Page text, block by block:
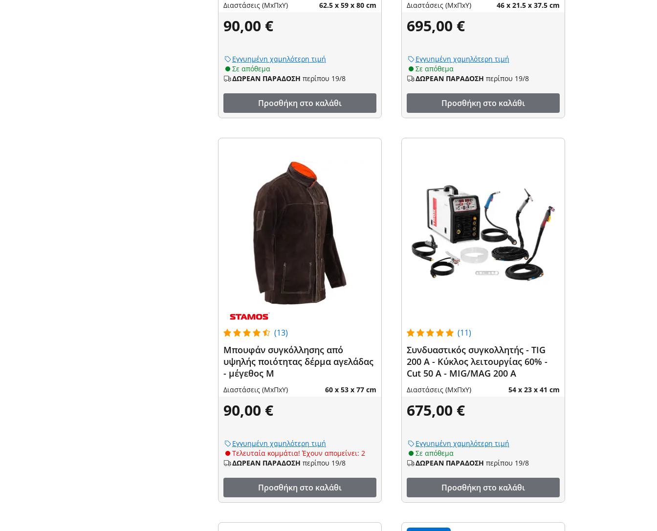
Διαστάσεις (ΜxΠxΥ) 62.5 x 59 x 80 cm
90,00 €
Εγγυημένη χαμηλότερη τιμή
Σε απόθεμα
ΔΩΡΕΑΝ ΠΑΡΑΔΟΣΗ περίπου 19/8
Προσθήκη στο καλάθι
Διαστάσεις (ΜxΠxΥ) 46 x 21.5 x 37.5 cm
695,00 €
Εγγυημένη χαμηλότερη τιμή
Σε απόθεμα
ΔΩΡΕΑΝ ΠΑΡΑΔΟΣΗ περίπου 19/8
Προσθήκη στο καλάθι
(13)
Μπουφάν συγκόλλησης από
υψηλής ποιότητας δέρμα αγελάδας
- μέγεθος M
Διαστάσεις (ΜxΠxΥ) 60 x 53 x 77 cm
90,00 €
Εγγυημένη χαμηλότερη τιμή
Τελευταία κομμάτια! Έχουν απομείνει: 2
ΔΩΡΕΑΝ ΠΑΡΑΔΟΣΗ περίπου 19/8
Προσθήκη στο καλάθι
(11)
Συνδυαστικός συγκολλητής - TIG
200 A - Κύκλος λειτουργίας 60% -
Cut 50 A - MIG/MAG 200 A
Διαστάσεις (ΜxΠxΥ) 54 x 23 x 41 cm
675,00 €
Εγγυημένη χαμηλότερη τιμή
Σε απόθεμα
ΔΩΡΕΑΝ ΠΑΡΑΔΟΣΗ περίπου 19/8
Προσθήκη στο καλάθι